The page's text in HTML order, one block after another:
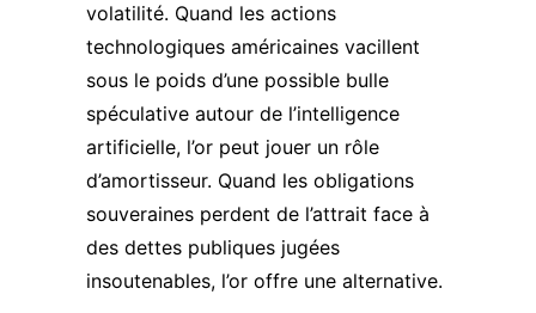
volatilité. Quand les actions
technologiques américaines vacillent
sous le poids d’une possible bulle
spéculative autour de l’intelligence
artificielle, l’or peut jouer un rôle
d’amortisseur. Quand les obligations
souveraines perdent de l’attrait face à
des dettes publiques jugées
insoutenables, l’or offre une alternative.